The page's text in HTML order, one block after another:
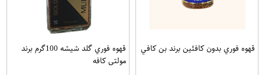
قهوه فوري بدون کافئين برند بن کافي
قهوه فوري گلد شيشه 100گرم برند
مولتي کافه